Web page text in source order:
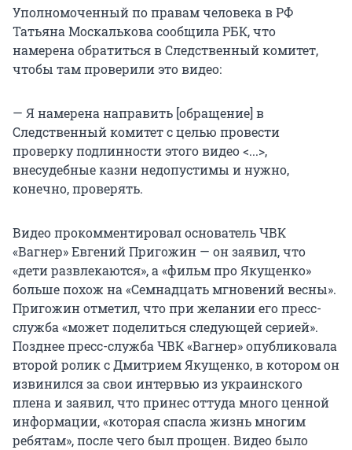
Уполномоченный по правам человека в РФ
Татьяна Москалькова сообщила РБК, что
намерена обратиться в Следственный комитет,
чтобы там проверили это видео:
— Я намерена направить [обращение] в
Следственный комитет с целью провести
проверку подлинности этого видео <...>,
внесудебные казни недопустимы и нужно,
конечно, проверять.
Видео прокомментировал основатель ЧВК
«Вагнер» Евгений Пригожин — он заявил, что
«дети развлекаются», а «фильм про Якущенко»
больше похож на «Семнадцать мгновений весны».
Пригожин отметил, что при желании его пресс-
служба «может поделиться следующей серией».
Позднее пресс-служба ЧВК «Вагнер» опубликовала
второй ролик с Дмитрием Якущенко, в котором он
извинился за свои интервью из украинского
плена и заявил, что принес оттуда много ценной
информации, «которая спасла жизнь многим
ребятам», после чего был прощен. Видео было